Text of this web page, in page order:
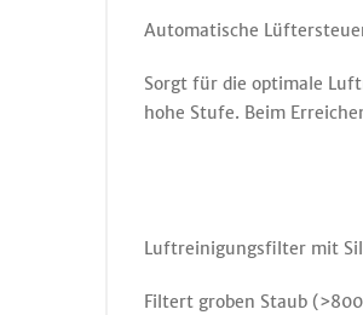
Automatische
Sorgt für die optimale
hohe Stufe. Beim
Luftreinigungsfilter mit
Filtert groben Staub